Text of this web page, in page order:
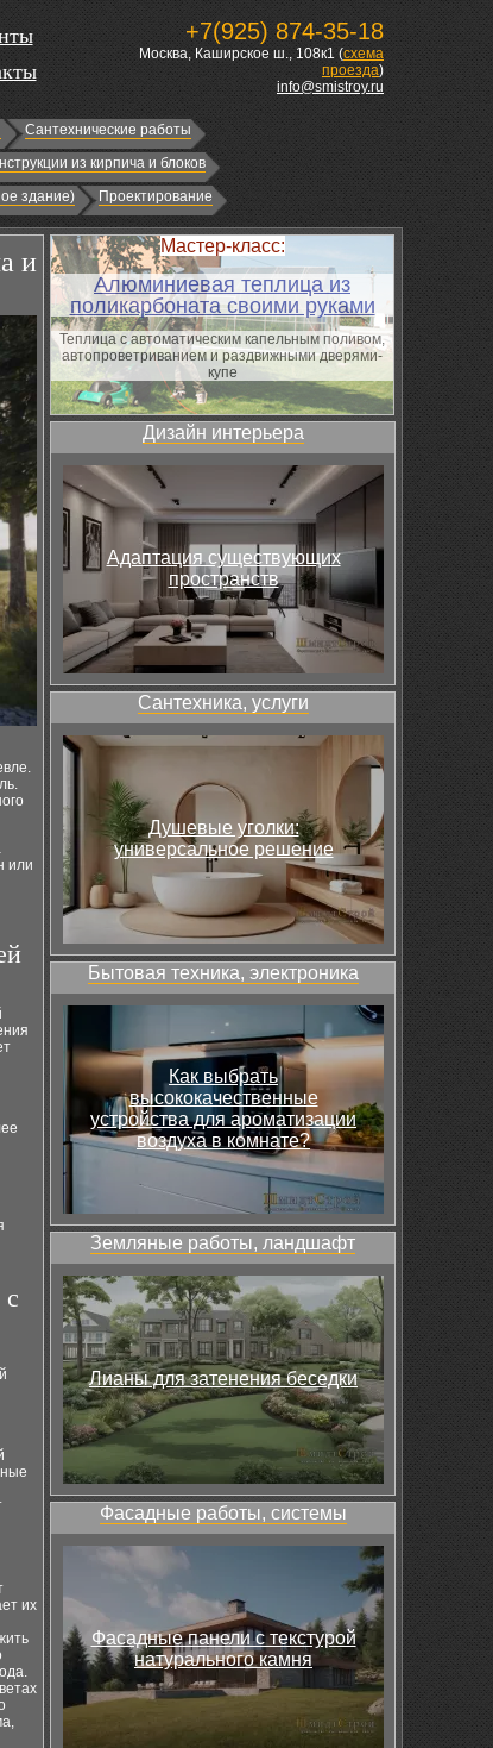
+7(925) 874-35-18
Москва, Каширское ш., 108к1 (схема
проезда)
info@smistroy.ru
Сантехнические работы
из кирпича и блоков
здание) Проектирование
и
или
их
Мастер-класс:
Алюминиевая теплица из
поликарбоната своими руками
Теплица с автоматическим капельным поливом,
автопроветриванием и раздвижными дверями-
купе
Дизайн интерьера
Адаптация существующих
пространств
Сантехника, услуги
Душевые уголки:
универсальное решение
Бытовая техника, электроника
Как выбрать
высококачественные
устройства для ароматизации
воздуха в комнате?
Земляные работы, ландшафт
Лианы для затенения беседки
Фасадные работы, системы
Фасадные панели с текстурой
натурального камня